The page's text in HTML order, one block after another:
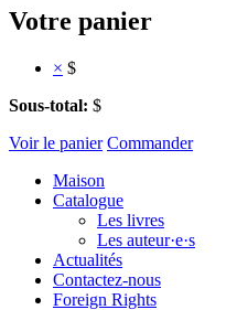
Votre panier
× $
Sous-total: $
Voir le panier Commander
Maison
Catalogue
Les livres
Les auteur·e·s
Actualités
Contactez-nous
Foreign Rights